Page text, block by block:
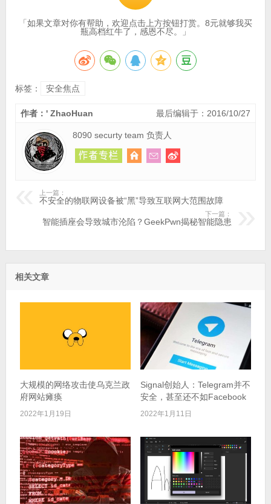
「如果文章对你有帮助，欢迎点击上方按钮打赏。8元就够我买
瓶高档红牛了，感恩不尽。」
标签： 安全焦点
最后编辑于：2016/10/27
作者：' ZhaoHuan
8090 securty team 负责人
上一篇：
不安全的物联网设备被“黑”导致互联网大范围故障
下一篇：
智能插座会导致城市沦陷？GeekPwn揭秘智能隐患
相关文章
大规模的网络攻击使乌克兰政
府网站瘫痪
2022年1月19日
Signal创始人：Telegram并不
安全，甚至还不如Facebook
2022年1月11日